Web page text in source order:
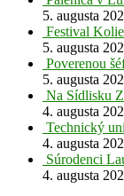
5. augusta
Festival
5. augusta
Poverenou
5. augusta
Na Sídlisku
4. augusta
Technický
4. augusta
Súrodenci
4. augusta